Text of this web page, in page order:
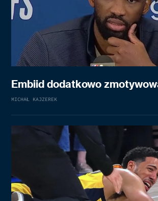
Embiid dodatkowo
MICHAŁ KAJZEREK